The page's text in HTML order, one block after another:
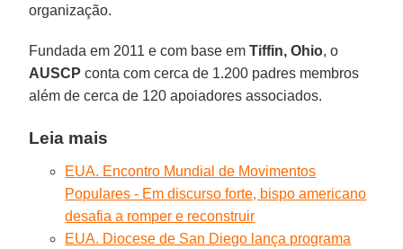
organização.
Fundada em 2011 e com base emTiffin, Ohio, o
AUSCP conta com cerca de 1.200 padres membros
além de cerca de 120 apoiadores associados.
Leia mais
EUA. Encontro Mundial de Movimentos
Populares - Em discurso forte, bispo americano
desafia a romper e reconstruir
EUA. Diocese de San Diego lança programa